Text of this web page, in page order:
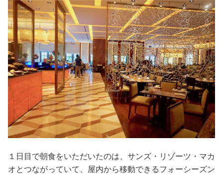
１日目で朝食をいただいたのは、サンズ・リゾーツ・マカ
オとつながっていて、屋内から移動できるフォーシーズン